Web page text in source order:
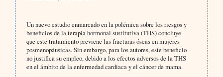
Un nuevo estudio enmarcado en la polémica sobre los riesgos y
beneficios de la terapia hormonal sustitutiva (THS) concluye
que este tratamiento previene las fracturas óseas en mujeres
posmenopáusicas. Sin embargo, para los autores, este beneficio
no justifica su empleo, debido a los efectos adversos de la THS
en el ámbito de la enfermedad cardiaca y el cáncer de mama.